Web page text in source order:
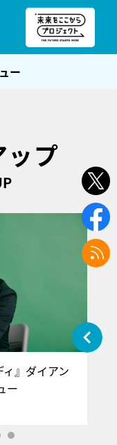
ー
ップ
ィ』ダイアン
ビュー